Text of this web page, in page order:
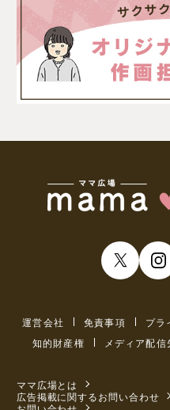
運営会社 免責事項 プラ
知的財産権
メディア配信
ママ広場とは
広告掲載に関するお問い合わせ